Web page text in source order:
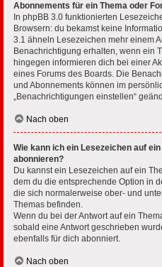
Abonnements für ein Thema oder
In phpBB 3.0 funktionierten
Browsern: du bekamst keine
3.1 ähneln Lesezeichen mehr einem
Benachrichtigung erhalten, wenn ein
hingegen informieren dich bei einer
eines Forums des Boards. Die
und Abonnements können im
„Benachrichtigungen einstellen“
Nach oben
Wie kann ich ein Lesezeichen auf
abonnieren?
Du kannst ein Lesezeichen auf ein
dem du die entsprechende Option in
die sich normalerweise ober- und
Themas befinden.
Wenn du bei der Antwort auf ein
sobald eine Antwort geschrieben
ebenfalls für dich abonniert.
Nach oben